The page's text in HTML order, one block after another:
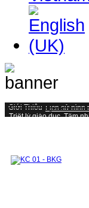
Giới Thiệu Lịch sử hình
Triết lý giáo duc, Tầm
CHƯƠNG TRÌNH ĐÀO
CHƯƠNG TRÌNH ĐÀO